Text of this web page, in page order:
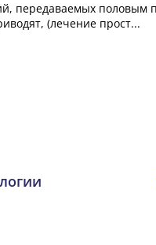
передаваемых половым
(лечение прост...